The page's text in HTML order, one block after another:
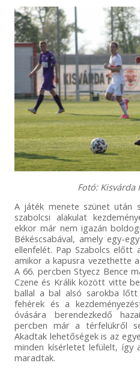
Fotó: Kisvárda
A játék menete szünet után
szabolcsi alakulat
ekkor már nem igazán
Békéscsabával, amely egy-
ellenfelét. Pap Szabolcs előtt
amikor a kapusra vezethette
A 66. percben Styecz Bence
Czene és Králik között vitte
ballal a bal alsó sarokba
fehérek és a
óvására berendezkedő
percben már a térfelükről
Akadtak lehetőségek is az
minden kísérletet lefülelt, így
maradtak.